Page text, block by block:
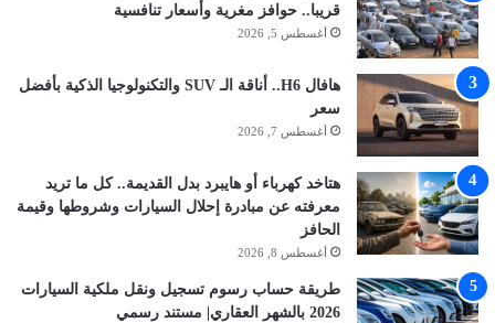
قريبا.. حوافز مغرية وأسعار تنافسية
أغسطس 5, 2026
هافال H6.. أناقة الـ SUV والتكنولوجيا الذكية بأفضل
سعر
أغسطس 7, 2026
هتاخد كهرباء أو هايبرد بدل القديمة.. كل ما تريد
معرفته عن مبادرة إحلال السيارات وشروطها وقيمة
الحافز
أغسطس 8, 2026
طريقة حساب رسوم تسجيل ونقل ملكية السيارات
2026 بالشهر العقاري| مستند رسمي